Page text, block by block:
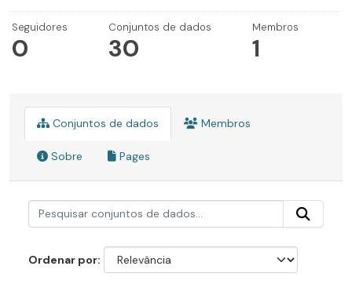
Seguidores
0
Conjuntos de dados
30
Membros
1
Conjuntos de dados Membros
Sobre Pages
Ordenar por